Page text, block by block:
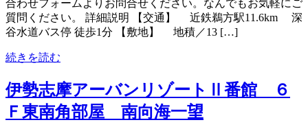
合わせフォームよりお問合せください。なんでもお気軽にご
質問ください。 詳細説明 【交通】 近鉄鵜方駅11.6km 深
谷水道バス停 徒歩1分 【敷地】 地積／13 […]
続きを読む
伊勢志摩アーバンリゾートⅡ番館 ６
Ｆ東南角部屋 南向海一望